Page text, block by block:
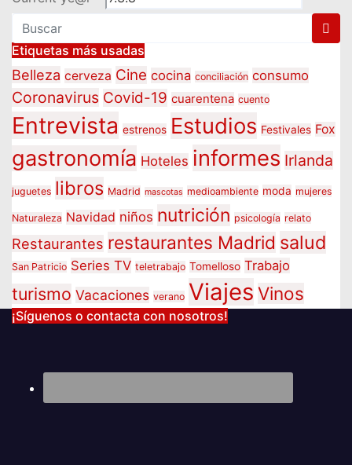
Etiquetas más usadas
Belleza cerveza Cine cocina conciliación consumo
Coronavirus Covid-19 cuarentena cuento
Entrevista estrenos Estudios Festivales Fox
gastronomía Hoteles informes Irlanda
juguetes libros Madrid mascotas medioambiente moda mujeres
Naturaleza Navidad niños nutrición psicología relato
Restaurantes restaurantes Madrid salud
San Patricio Series TV teletrabajo Tomelloso Trabajo
turismo Vacaciones verano Viajes Vinos
¡Síguenos o contacta con nosotros!